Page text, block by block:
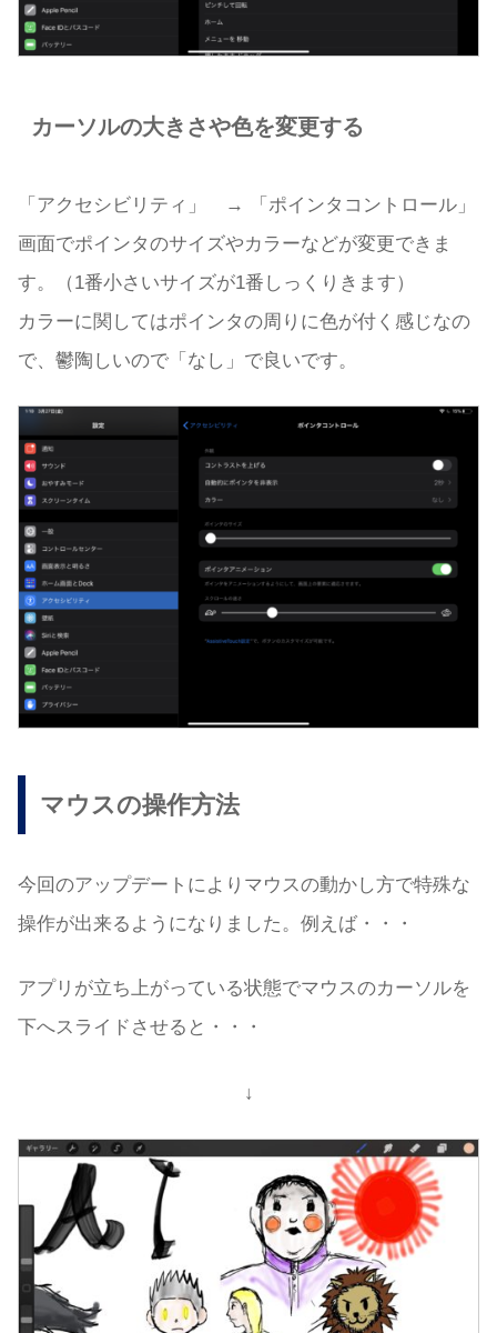
カーソルの大きさや色を変更する
「アクセシビリティ」 → 「ポインタコントロール」
画面でポインタのサイズやカラーなどが変更できま
す。（1番小さいサイズが1番しっくりきます）
カラーに関してはポインタの周りに色が付く感じなの
で、鬱陶しいので「なし」で良いです。
マウスの操作方法
今回のアップデートによりマウスの動かし方で特殊な
操作が出来るようになりました。例えば・・・
アプリが立ち上がっている状態でマウスのカーソルを
下へスライドさせると・・・
↓